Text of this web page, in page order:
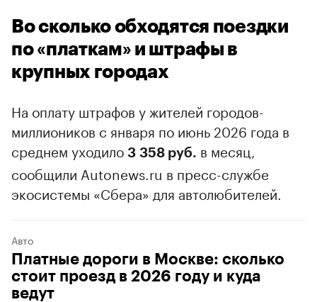
Во сколько обходятся поездки
по «платкам» и штрафы в
крупных городах
На оплату штрафов у жителей городов-
миллиоников с января по июнь 2026 года в
среднем уходило 3 358 руб. в месяц,
сообщили Autonews.ru в пресс-службе
экосистемы «Сбера» для автолюбителей.
Платные дороги в Москве: сколько
стоит проезд в 2026 году и куда
ведут
Авто